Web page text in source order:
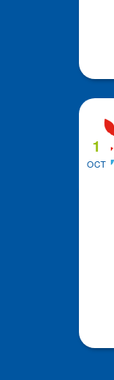
OCT
1